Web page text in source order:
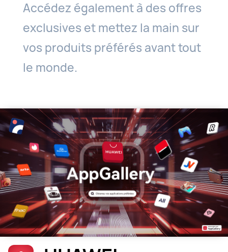
Accédez également à des offres
exclusives et mettez la main sur
vos produits préférés avant tout
le monde.